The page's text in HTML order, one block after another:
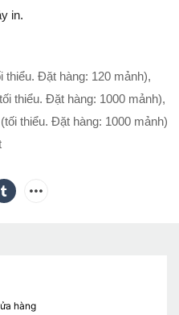
in.
thiểu. Đặt hàng: 120 mảnh),
thiểu. Đặt hàng: 1000 mảnh),
thiểu. Đặt hàng: 1000 mảnh)
hàng